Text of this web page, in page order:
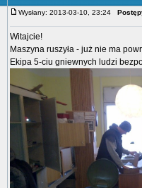
Wysłany: 2013-03-10, 23:24
Witajcie!
Maszyna ruszyła - już nie ma
Ekipa 5-ciu gniewnych ludzi